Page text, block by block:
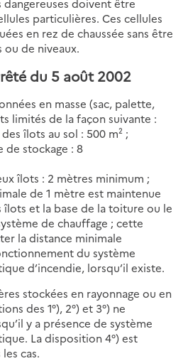
particulières. Ces cellules
en rez de chaussée sans être
ou de niveaux.
du 5 août 2002
en masse (sac, palette,
limités de la façon suivante :
îlots au sol : 500 m² ;
de stockage : 8
îlots : 2 mètres minimum ;
de 1 mètre est maintenue
et la base de la toiture ou le
de chauffage ; cette
la distance minimale
du système
d’incendie, lorsqu’il existe.
stockées en rayonnage ou en
des 1°), 2°) et 3°) ne
y a présence de système
La disposition 4°) est
cas.